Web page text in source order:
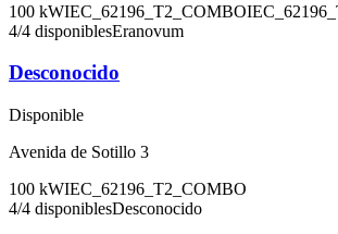
100 kWIEC_62196_T2_COMBO
4/4 disponiblesEranovum
Desconocido
Disponible
Avenida de Sotillo 3
100 kWIEC_62196_T2_COMBO
4/4 disponiblesDesconocido